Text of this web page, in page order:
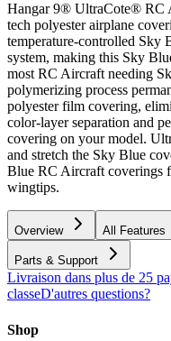
Hangar 9® UltraCote® RC
tech polyester airplane
temperature-controlled Sky
system, making this Sky
most RC Aircraft needing
polymerizing process
polyester film covering,
color-layer separation and
covering on your model.
and stretch the Sky Blue
Blue RC Aircraft coverings
wingtips.
Overview All Features
Parts & Support
Livraison dans plus de 25
classeD'autres questions?
Shop